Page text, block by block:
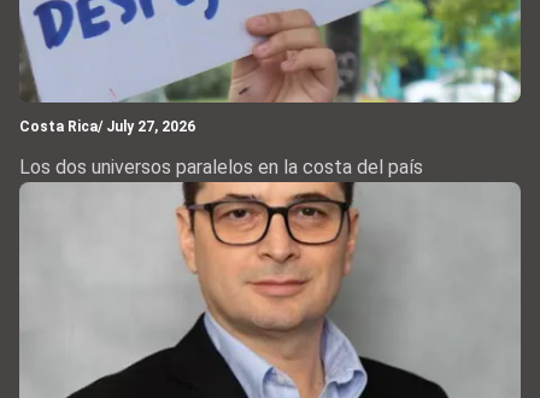
Costa Rica/ July 27, 2026
Los dos universos paralelos en la costa del país